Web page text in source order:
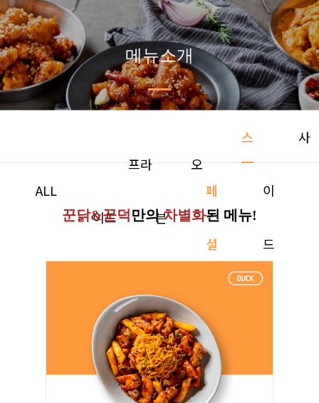
메뉴소개
ALL
프라
이드
오
븐
스
페
셜
사
이
드
꾼닭&꾼덕만의차별화된 메뉴!